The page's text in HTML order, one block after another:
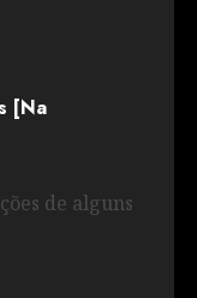
[Na
de alguns